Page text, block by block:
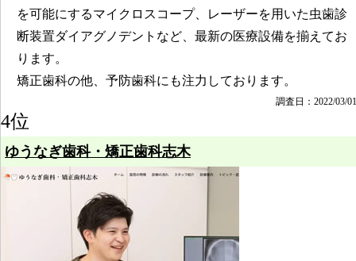
を可能にするマイクロスコープ、レーザーを用いた虫歯診
断装置ダイアグノデントなど、最新の医療設備を揃えてお
ります。
矯正歯科の他、予防歯科にも注力しております。
調査日：2022/03/01
4位
ゆうなぎ歯科・矯正歯科志木